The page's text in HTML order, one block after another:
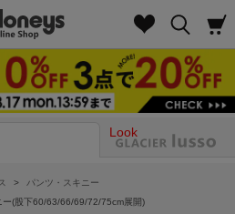
Look
> パンツ・スキニー
ー(股下60/63/66/69/72/75cm展開)